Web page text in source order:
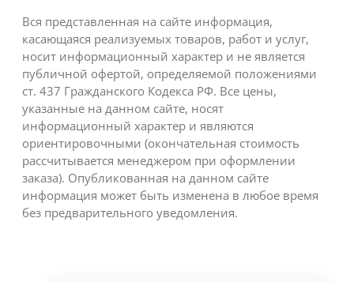
Вся представленная на сайте информация,
касающаяся реализуемых товаров, работ и услуг,
носит информационный характер и не является
публичной офертой, определяемой положениями
ст. 437 Гражданского Кодекса РФ. Все цены,
указанные на данном сайте, носят
информационный характер и являются
ориентировочными (окончательная стоимость
рассчитывается менеджером при оформлении
заказа). Опубликованная на данном сайте
информация может быть изменена в любое время
без предварительного уведомления.